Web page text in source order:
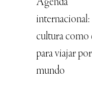
Agenda
internacional:
cultura como
para viajar
mundo